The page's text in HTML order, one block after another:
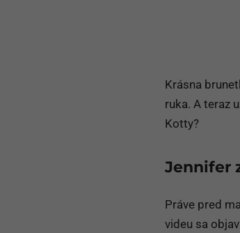
Krásna
ruka. A teraz
Kotty?
Jennifer
Práve pred
videu sa